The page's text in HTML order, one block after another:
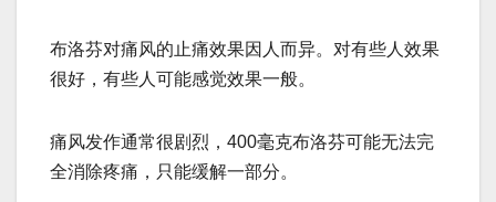
布洛芬对痛风的止痛效果因人而异。对有些人效果
很好，有些人可能感觉效果一般。
痛风发作通常很剧烈，400毫克布洛芬可能无法完
全消除疼痛，只能缓解一部分。